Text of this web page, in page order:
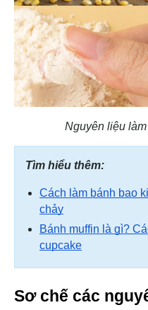
Nguyên liệu
Tìm hiểu thêm:
Cách làm bánh bao
chảy
Bánh muffin là gì?
cupcake
Sơ chế các